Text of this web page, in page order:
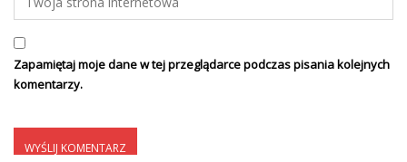
Zapamiętaj moje dane w tej przeglądarce podczas pisania kolejnych
komentarzy.